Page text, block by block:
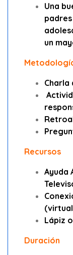
Una
un
Charla
Recursos
Ayuda
Lápiz
Duración